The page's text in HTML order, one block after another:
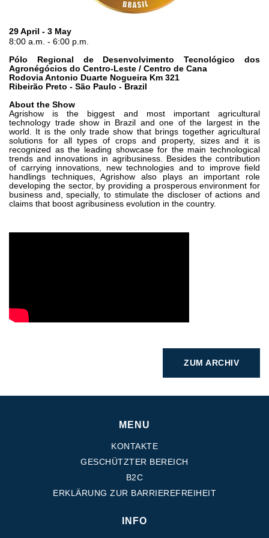
Axialkolbenpumpen und Axialkolbenmotoren
Motori elettrici brushless - Serie MS
Radialkolben-Motoren
Für Bondioli & Pavesi produzierte Orbitalmotoren
Kupplungssysteme
Integrierte Hydrauliksysteme
Steuergeräte
Cartridgeventile
Leitungseinbauventile
Servosteuerungen
Elektronische Komponenten für Steuersysteme
29 April - 3 May
8:00 a.m. - 6:00 p.m.
Pólo Regional de Desenvolvimento Tecnológico dos
Agronégócios do Centro-Leste / Centro de Cana
Rodovia Antonio Duarte Nogueira Km 321
Ribeirão Preto - São Paulo - Brazil
About the Show
Agrishow is the biggest and most important agricultural
technology trade show in Brazil and one of the largest in the
world. It is the only trade show that brings together agricultural
solutions for all types of crops and property, sizes and it is
recognized as the leading showcase for the main technological
trends and innovations in agribusiness. Besides the contribution
of carrying innovations, new technologies and to improve field
handlings techniques, Agrishow also plays an important role
developing the sector, by providing a prosperous environment for
business and, specially, to stimulate the discloser of actions and
claims that boost agribusiness evolution in the country.
ZUM ARCHIV
MENU
KONTAKTE
GESCHÜTZTER BEREICH
B2C
ERKLÄRUNG ZUR BARRIEREFREIHEIT
INFO